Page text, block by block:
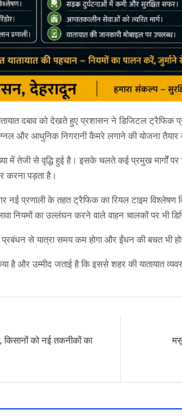
दबाव को देखते हुए प्रशासन ने डिजिटल ट्रैफिक
और आधुनिक निगरानी कैमरे लगाने की योजना तैयार
में तेजी से वृद्धि हुई है। इसके चलते कई प्रमुख मार्गों
करना पड़ता है।
नई प्रणाली के तहत ट्रैफिक का रियल टाइम विश्लेषण
नियमों का उल्लंघन करने वाले वाहन चालकों पर भी
प्रबंधन से यात्रा समय कम होगा और ईंधन की बचत भी
है और उम्मीद जताई है कि इससे शहर की यातायात
किसानों को नई तकनीकों का